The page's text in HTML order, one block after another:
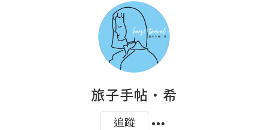
旅子手帖·希
追蹤